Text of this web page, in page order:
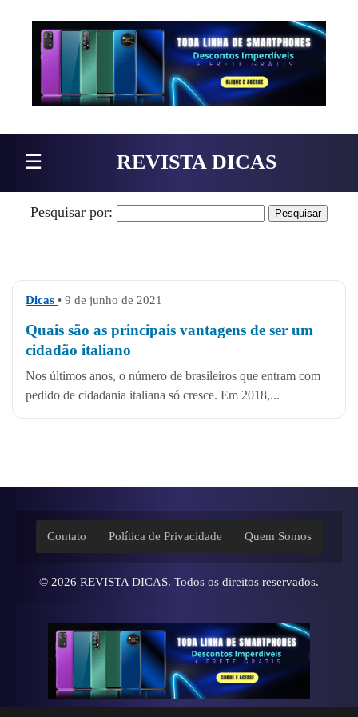
Pular para o conteúdo
☰ REVISTA DICAS
Pesquisar por:
Dicas • 9 de junho de 2021
Quais são as principais vantagens de ser um
cidadão italiano
Nos últimos anos, o número de brasileiros que entram com
pedido de cidadania italiana só cresce. Em 2018,...
Contato Política de Privacidade Quem Somos
© 2026 REVISTA DICAS. Todos os direitos reservados.